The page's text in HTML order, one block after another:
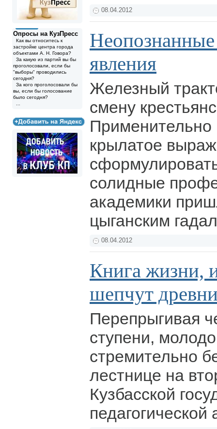
Опросы на КузПресс
Как вы относитесь к
застройке центра города
объектами А. Н. Говора?
За какую из партий вы бы
проголосовали, если бы
"выборы" проводились
сегодня?
За кого проголосовали бы
вы, если бы голосование
было сегодня?
08.04.2012
явления
Железный
смену
Применительно
крылатое
солидные
академики
цыганским
08.04.2012
Книга жизни,
шепчут
Перепрыгивая
ступени,
стремительно
лестнице на
Кузбасской